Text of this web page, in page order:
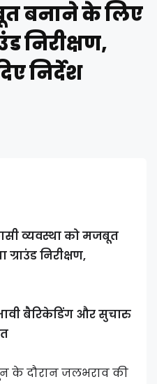
बनाने के लिए
निरीक्षण,
निर्देश
व्यवस्था को मजबूत
निरीक्षण,
बैरिकेडिंग और सुचारु
के दौरान जलभराव की